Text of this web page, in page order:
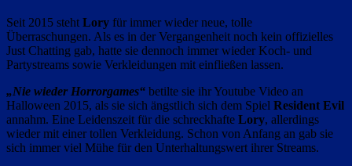
Seit 2015 steht Lory für immer wieder neue, tolle
Überraschungen. Als es in der Vergangenheit noch kein offizielles
Just Chatting gab, hatte sie dennoch immer wieder Koch- und
Partystreams sowie Verkleidungen mit einfließen lassen.
„Nie wieder Horrorgames“ betilte sie ihr Youtube Video an
Halloween 2015, als sie sich ängstlich sich dem Spiel Resident Evil
annahm. Eine Leidenszeit für die schreckhafte Lory, allerdings
wieder mit einer tollen Verkleidung. Schon von Anfang an gab sie
sich immer viel Mühe für den Unterhaltungswert ihrer Streams.